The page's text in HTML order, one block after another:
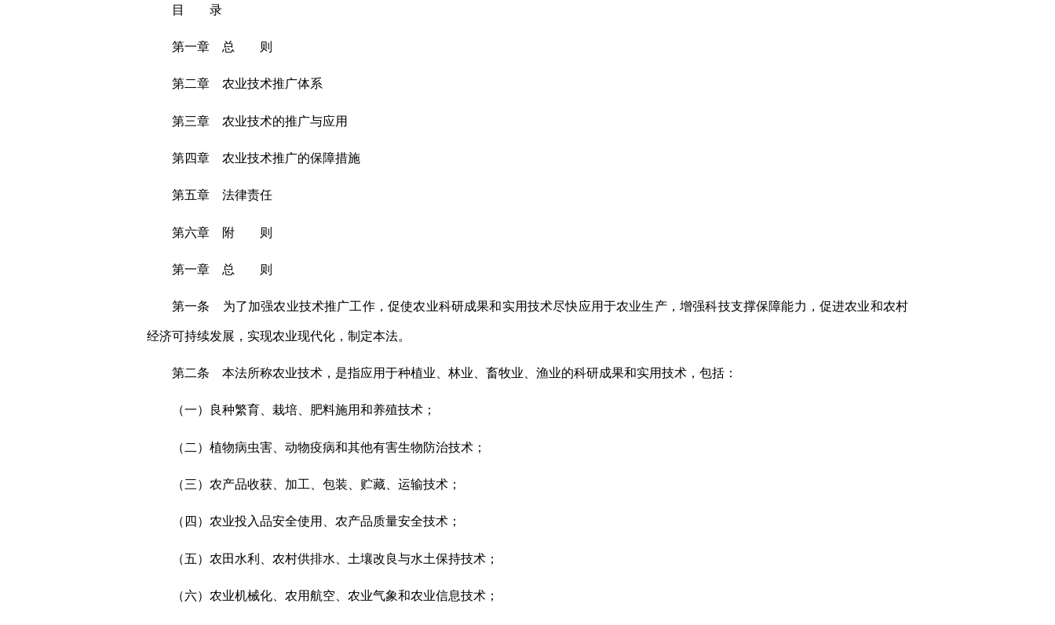
目 录
第一章 总 则
第二章 农业技术推广体系
第三章 农业技术的推广与应用
第四章 农业技术推广的保障措施
第五章 法律责任
第六章 附 则
第一章 总 则
第一条 为了加强农业技术推广工作，促使农业科研成果和实用技术尽快应用于农业生产，增强科技支撑保障能力，促进农业和农村
经济可持续发展，实现农业现代化，制定本法。
第二条 本法所称农业技术，是指应用于种植业、林业、畜牧业、渔业的科研成果和实用技术，包括：
（一）良种繁育、栽培、肥料施用和养殖技术；
（二）植物病虫害、动物疫病和其他有害生物防治技术；
（三）农产品收获、加工、包装、贮藏、运输技术；
（四）农业投入品安全使用、农产品质量安全技术；
（五）农田水利、农村供排水、土壤改良与水土保持技术；
（六）农业机械化、农用航空、农业气象和农业信息技术；